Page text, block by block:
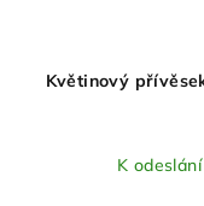
Květinový
K